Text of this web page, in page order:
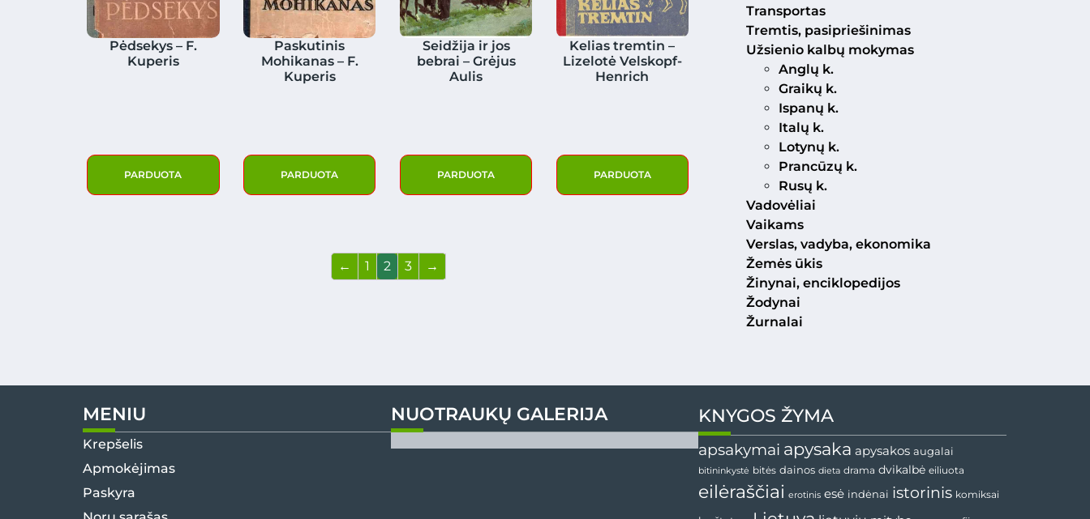
Pėdsekys – F.
Kuperis
PARDUOTA
Paskutinis
Mohikanas – F.
Kuperis
PARDUOTA
Seidžija ir jos
bebrai – Grėjus
Aulis
PARDUOTA
Kelias tremtin –
Lizelotė Velskopf-
Henrich
PARDUOTA
← 1 2 3 →
Transportas
Tremtis, pasipriešinimas
Užsienio kalbų mokymas
Anglų k.
Graikų k.
Ispanų k.
Italų k.
Lotynų k.
Prancūzų k.
Rusų k.
Vadovėliai
Vaikams
Verslas, vadyba, ekonomika
Žemės ūkis
Žinynai, enciklopedijos
Žodynai
Žurnalai
MENIU
Krepšelis
Apmokėjimas
Paskyra
NUOTRAUKŲ GALERIJA KNYGOS ŽYMA
apsakymai apysaka apysakos augalai
bitininkystė bitės dainos dieta drama dvikalbė eiliuota
eilėraščiai erotinis esė indėnai istorinis komiksai